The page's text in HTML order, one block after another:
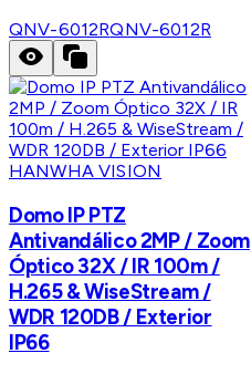
QNV-6012RQNV-6012R
HANWHA VISION
Domo IP PTZ
Antivandálico 2MP / Zoom
Óptico 32X / IR 100m /
H.265 & WiseStream /
WDR 120DB / Exterior
IP66